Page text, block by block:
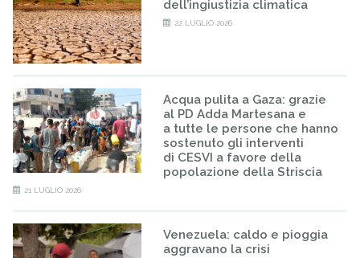
dell’ingiustizia climatica
22 LUGLIO 2026
Acqua pulita a Gaza: grazie
al PD Adda Martesana e
a tutte le persone che hanno
sostenuto gli interventi
di CESVI a favore della
popolazione della Striscia
21 LUGLIO 2026
Venezuela: caldo e pioggia
aggravano la crisi